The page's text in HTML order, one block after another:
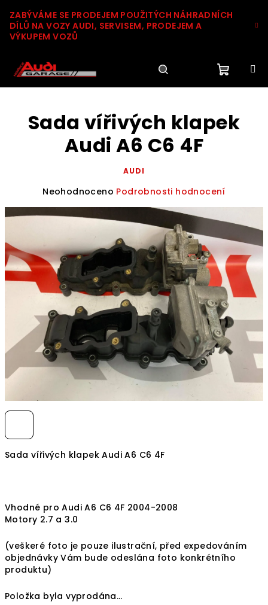
na
obsah
ZABÝVÁME SE PRODEJEM POUŽITÝCH NÁHRADNÍCH
DÍLŮ NA VOZY AUDI, SERVISEM, PRODEJEM A
VÝKUPEM VOZŮ
HledatPřihlášení
košík
Sada vířivých klapek Audi A6 C6 4F
Vhodné pro Audi A6 C6 4F 2004-2008
Motory 2.7 a 3.0
(veškeré foto je pouze ilustrační, před expedováním
objednávky Vám bude odeslána foto konkrétního
produktu)
Položka byla vyprodána…
Sada vířivých klapek
Audi A6 C6 4F
AUDI
Průměrné
produktu
z
5
hvězdiček.
Neohodnoceno Podrobnosti hodnocení